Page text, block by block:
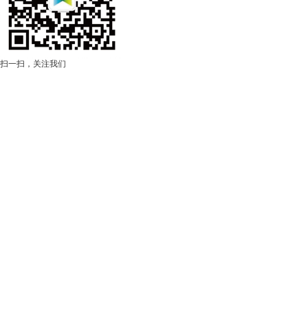
扫一扫，关注我们